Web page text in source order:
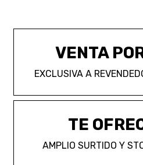
VENTA
EXCLUSIVA A
TE
AMPLIO SURTIDO Y